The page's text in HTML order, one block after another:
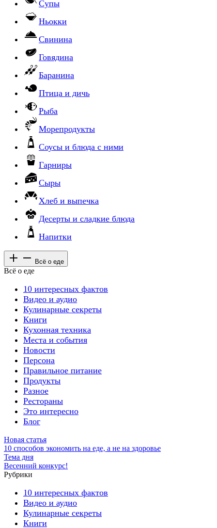
Супы
Ньокки
Свинина
Говядина
Баранина
Птица и дичь
Рыба
Морепродукты
Соусы и блюда с ними
Гарниры
Сыры
Хлеб и выпечка
Десерты и сладкие блюда
Напитки
Всё о еде
Всё о еде
10 интересных фактов
Видео и аудио
Кулинарные секреты
Книги
Кухонная техника
Места и события
Новости
Персона
Правильное питание
Продукты
Разное
Рестораны
Это интересно
Блог
Новая статья
10 способов экономить на еде, а не на здоровье
Тема дня
Весенний конкурс!
Рубрики
10 интересных фактов
Видео и аудио
Кулинарные секреты
Книги